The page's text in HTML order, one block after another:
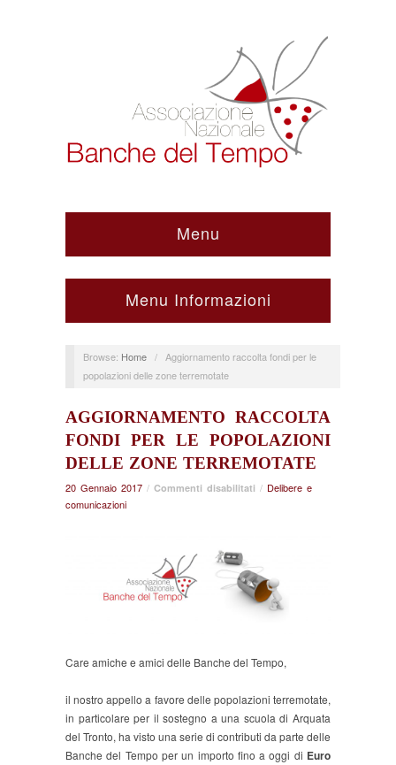
Menu
Menu Informazioni
Browse: Home /
Aggiornamento raccolta fondi per le
popolazioni delle zone terremotate
AGGIORNAMENTO RACCOLTA
FONDI PER LE POPOLAZIONI
DELLE ZONE TERREMOTATE
20 Gennaio 2017 / Commenti disabilitati su
le
popolazioni
delle
/ Delibere e
comunicazioni
Care amiche e amici delle Banche del Tempo,
il nostro appello a favore delle popolazioni terremotate,
in particolare per il sostegno a una scuola di Arquata
del Tronto, ha visto una serie di contributi da parte delle
Banche del Tempo per un importo fino a oggi di Euro